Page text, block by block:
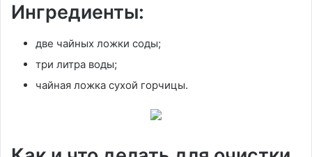
Ингредиенты:
две чайных ложки соды;
три литра воды;
чайная ложка сухой горчицы.